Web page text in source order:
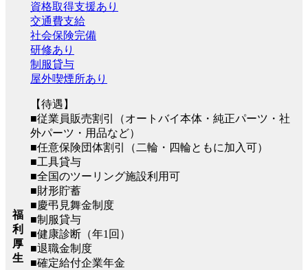
福
利
厚
生
資格取得支援あり
交通費支給
社会保険完備
研修あり
制服貸与
屋外喫煙所あり
【待遇】
■従業員販売割引（オートバイ本体・純正パーツ・社
外パーツ・用品など）
■任意保険団体割引（二輪・四輪ともに加入可）
■工具貸与
■全国のツーリング施設利用可
■財形貯蓄
■慶弔見舞金制度
■制服貸与
■健康診断（年1回）
■退職金制度
■確定給付企業年金